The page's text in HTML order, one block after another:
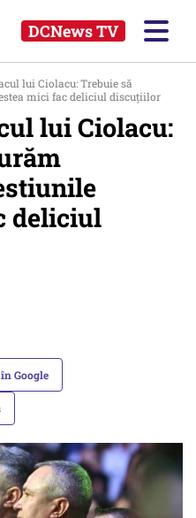
DCNews TV
lui Ciolacu: Trebuie să
mici fac deliciul discuţiilor
lui Ciolacu:
deliciul
Google